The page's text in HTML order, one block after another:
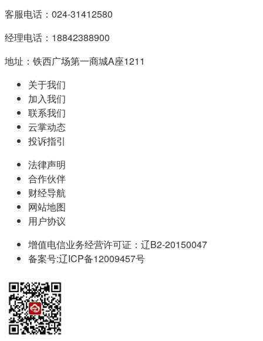
客服电话：024-31412580
经理电话：18842388900
地址：铁西广场第一商城A座1211
关于我们
加入我们
联系我们
云掌动态
投诉指引
法律声明
合作伙伴
财经导航
网站地图
用户协议
增值电信业务经营许可证：辽B2-20150047
备案号:辽ICP备12009457号